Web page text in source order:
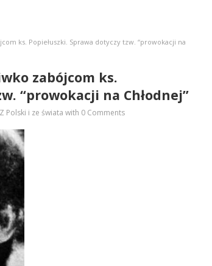
ks. Popiełuszki. Sprawa dotyczy tzw. “prowokacji na
zabójcom ks.
“prowokacji na Chłodnej”
Polski i ze świata with 0 Comments